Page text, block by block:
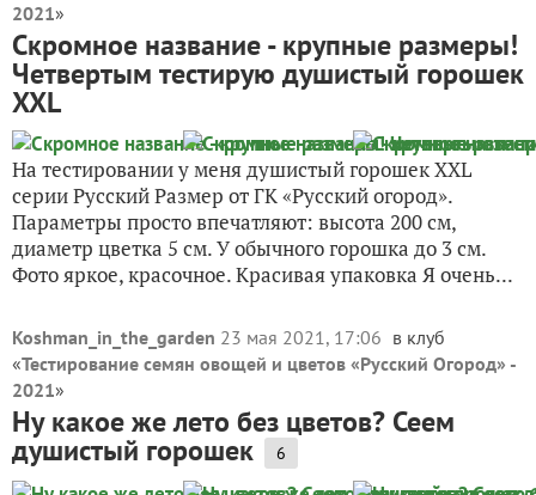
2021»
Скромное название - крупные размеры!
Четвертым тестирую душистый горошек
XXL
На тестировании у меня душистый горошек XXL
серии Русский Размер от ГК «Русский огород».
Параметры просто впечатляют: высота 200 см,
диаметр цветка 5 см. У обычного горошка до 3 см.
Фото яркое, красочное. Красивая упаковка Я очень...
Koshman_in_the_garden 23 мая 2021, 17:06 в клуб
«Тестирование семян овощей и цветов «Русский Огород» -
2021»
Ну какое же лето без цветов? Сеем
душистый горошек 6